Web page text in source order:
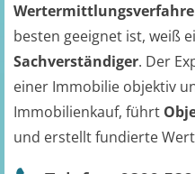
besten geeignet ist, weiß
Sachverständiger. Der
einer Immobilie objektiv
Immobilienkauf, führt
und erstellt fundierte